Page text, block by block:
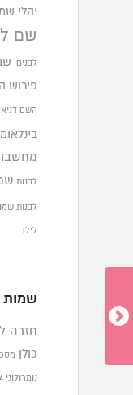
יהלי
שם
לבנים
פירוש
השם
לבנות
לבנות
לילד
שמות
חזרה
כולן
נומרולוגי 4